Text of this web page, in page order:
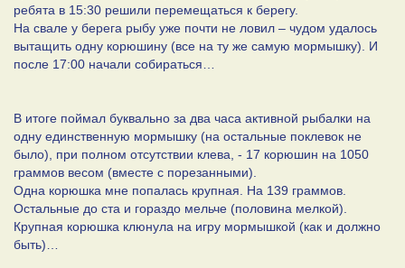
ребята в 15:30 решили перемещаться к берегу.
На свале у берега рыбу уже почти не ловил – чудом удалось
вытащить одну корюшину (все на ту же самую мормышку). И
после 17:00 начали собираться…
В итоге поймал буквально за два часа активной рыбалки на
одну единственную мормышку (на остальные поклевок не
было), при полном отсутствии клева, - 17 корюшин на 1050
граммов весом (вместе с порезанными).
Одна корюшка мне попалась крупная. На 139 граммов.
Остальные до ста и гораздо мельче (половина мелкой).
Крупная корюшка клюнула на игру мормышкой (как и должно
быть)…